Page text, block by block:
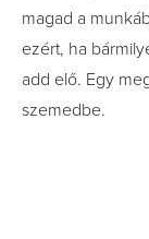
magad a
ezért, ha
add elő. Egy
szemedbe.